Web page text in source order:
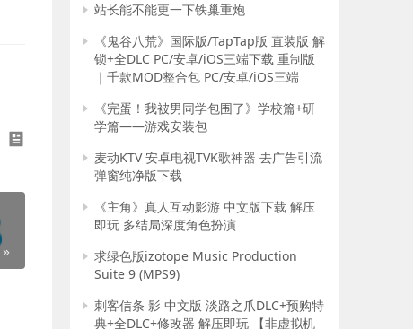
站长能不能更一下铁巢重炮
《鬼谷八荒》国际版/TapTap版 直装版 解
锁+全DLC PC/安卓/iOS三端下载 重制版
｜千款MOD整合包 PC/安卓/iOS三端
《完蛋！我被男同学包围了》学校篇+研
学篇——游戏安装包
麦动KTV 安卓电视TVK歌神器 去广告引流
弹窗纯净版下载
《主角》真人互动影游 中文版下载 解压
即玩 多结局深度角色扮演
求绿色版izotope Music Production
Suite 9 (MPS9)
刺客信条 影 中文版 淡路之爪DLC+预购特
典+全DLC+修改器 解压即玩 【非虚拟机